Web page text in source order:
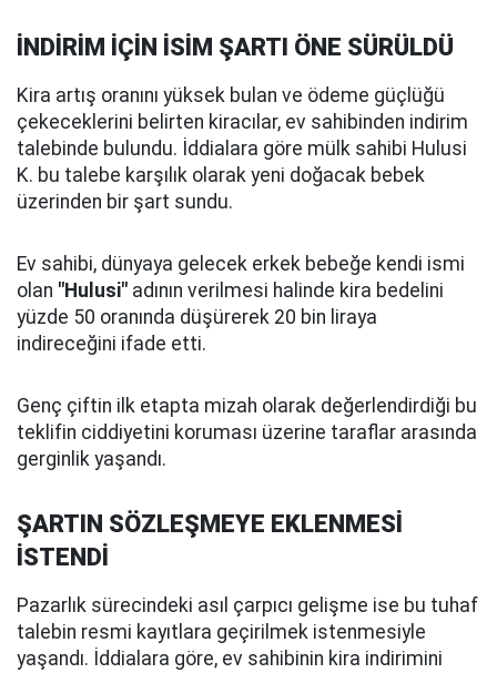
İNDİRİM İÇİN İSİM ŞARTI ÖNE SÜRÜLDÜ
Kira artış oranını yüksek bulan ve ödeme güçlüğü
çekeceklerini belirten kiracılar, ev sahibinden indirim
talebinde bulundu. İddialara göre mülk sahibi Hulusi
K. bu talebe karşılık olarak yeni doğacak bebek
üzerinden bir şart sundu.
Ev sahibi, dünyaya gelecek erkek bebeğe kendi ismi
olan "Hulusi" adının verilmesi halinde kira bedelini
yüzde 50 oranında düşürerek 20 bin liraya
indireceğini ifade etti.
Genç çiftin ilk etapta mizah olarak değerlendirdiği bu
teklifin ciddiyetini koruması üzerine taraflar arasında
gerginlik yaşandı.
ŞARTIN SÖZLEŞMEYE EKLENMESİ
İSTENDİ
Pazarlık sürecindeki asıl çarpıcı gelişme ise bu tuhaf
talebin resmi kayıtlara geçirilmek istenmesiyle
yaşandı. İddialara göre, ev sahibinin kira indirimini